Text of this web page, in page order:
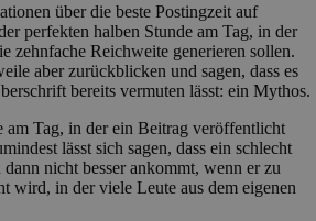
über die beste Postingzeit auf
perfekten halben Stunde am Tag, in der
zehnfache Reichweite generieren sollen.
aber zurückblicken und sagen, dass es
bereits vermuten lässt: ein Mythos.
am Tag, in der ein Beitrag veröffentlicht
lässt sich sagen, dass ein schlecht
nicht besser ankommt, wenn er zu
wird, in der viele Leute aus dem eigenen